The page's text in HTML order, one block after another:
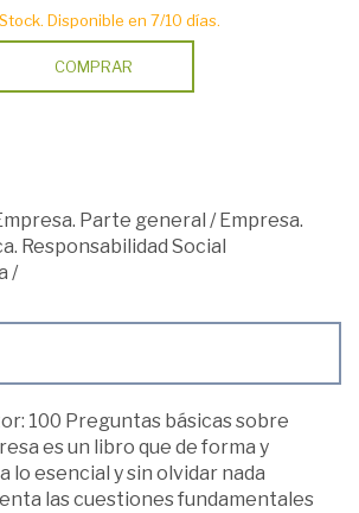
Disponible en 7/10 días.
COMPRAR
Parte general / Empresa.
Responsabilidad Social
/
100 Preguntas básicas sobre
es un libro que de forma y
lo esencial y sin olvidar nada
las cuestiones fundamentales